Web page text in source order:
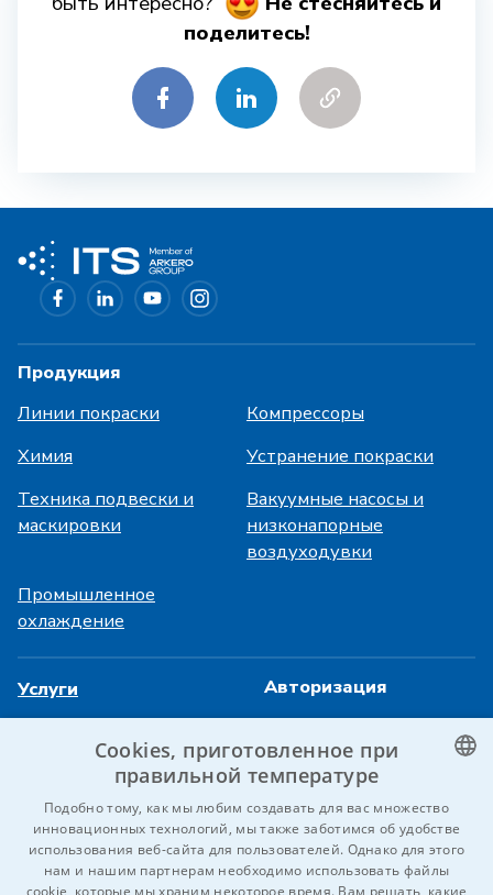
поделитесь!
Продукция
Линии покраски
Компрессоры
Химия
Устранение покраски
Техника подвески и
маскировки
Вакуумные насосы и
низконапорные
воздуходувки
Промышленное
охлаждение
Услуги
Референции
Kontaktujte nás
Авторизация
Технические паспорта
CZECH
ENGLISH
GERMAN
Cookies, приготовленное при
правильной температуре
Подобно тому, как мы любим создавать для вас множество
инновационных технологий, мы также заботимся об удобстве
использования веб-сайта для пользователей. Однако для этого
нам и нашим партнерам необходимо использовать файлы
cookie, которые мы храним некоторое время. Вам решать, какие